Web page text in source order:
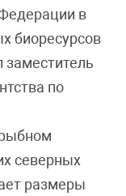
в
биоресурсов
заместитель
по
северных
размеры